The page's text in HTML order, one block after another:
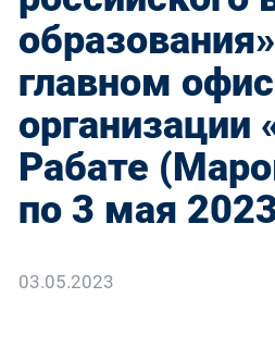
главном
организации
Рабате
по 3 мая
03.05.2023